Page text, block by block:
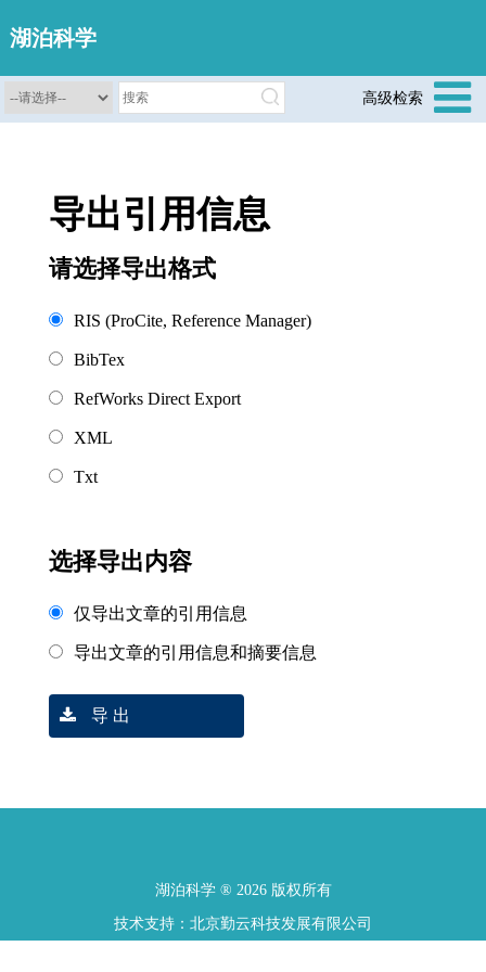
湖泊科学
高级检索
导出引用信息
请选择导出格式
RIS (ProCite, Reference Manager)
BibTex
RefWorks Direct Export
XML
Txt
选择导出内容
仅导出文章的引用信息
导出文章的引用信息和摘要信息
导 出
湖泊科学 ® 2026 版权所有
技术支持：北京勤云科技发展有限公司